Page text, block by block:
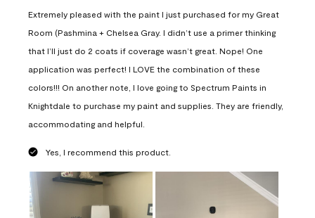
Extremely pleased with the paint I just purchased for my Great
Room (Pashmina + Chelsea Gray. I didn’t use a primer thinking
that I’ll just do 2 coats if coverage wasn’t great. Nope! One
application was perfect! I LOVE the combination of these
colors!!! On another note, I love going to Spectrum Paints in
Knightdale to purchase my paint and supplies. They are friendly,
accommodating and helpful.
Yes, I recommend this product.